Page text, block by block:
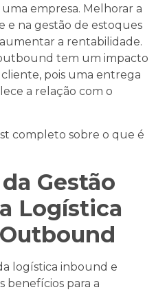
empresa. Melhorar a
e na gestão de estoques
a rentabilidade.
tem um impacto
pois uma entrega
a relação com o
completo sobre o que é
Gestão
Logística
logística inbound e
benefícios para a